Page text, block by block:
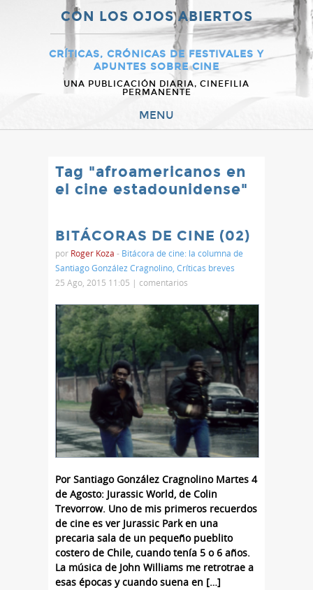
CON LOS OJOS ABIERTOS
CRÍTICAS, CRÓNICAS DE FESTIVALES Y
APUNTES SOBRE CINE
UNA PUBLICACIÓN DIARIA, CINEFILIA
PERMANENTE
MENU
Tag "afroamericanos en
el cine estadounidense"
BITÁCORAS DE CINE (02)
por Roger Koza - Bitácora de cine: la columna de
Santiago González Cragnolino Críticas breves
25 Ago, 2015 11:05 | comentarios
Por Santiago González Cragnolino Martes 4
de Agosto: Jurassic World, de Colin
Trevorrow. Uno de mis primeros recuerdos
de cine es ver Jurassic Park en una
precaria sala de un pequeño pueblito
costero de Chile, cuando tenía 5 o 6 años.
La música de John Williams me retrotrae a
esas épocas y cuando suena en […]